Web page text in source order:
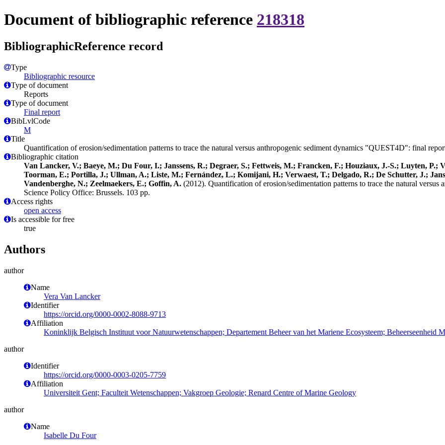
Document of bibliographic reference 218318
BibliographicReference record
Type
Bibliographic resource
Type of document
Reports
Type of document
Final report
BibLvlCode
M
Title
Quantification of erosion/sedimentation patterns to trace the natural versus anthropogenic sediment dynamics "QUEST4D": final
Bibliographic citation
Van Lancker, V.; Baeye, M.; Du Four, I.; Janssens, R.; Degraer, S.; Fettweis, M.; Francken, F.; Houziaux, J.-S.; Luyten,
Toorman, E.; Portilla, J.; Ullman, A.; Liste, M.; Fernández, L.; Komijani, H.; Verwaest, T.; Delgado, R.; De Schutter, J.;
Vandenberghe, N.; Zeelmaekers, E.; Goffin, A. (2012). Quantification of erosion/sedimentation patterns to trace the natural
Science Policy Office: Brussels. 103 pp.
Access rights
open access
Is accessible for free
true
Authors
author
Name
Vera Van Lancker
Identifier
https://orcid.org/0000-0002-8088-9713
Affiliation
Koninklijk Belgisch Instituut voor Natuurwetenschappen; Departement Beheer van het Mariene Ecosysteem; Beheerseenheid
author
Identifier
https://orcid.org/0000-0003-0205-7759
Affiliation
Universiteit Gent; Faculteit Wetenschappen; Vakgroep Geologie; Renard Centre of Marine Geology
author
Name
Isabelle Du Four